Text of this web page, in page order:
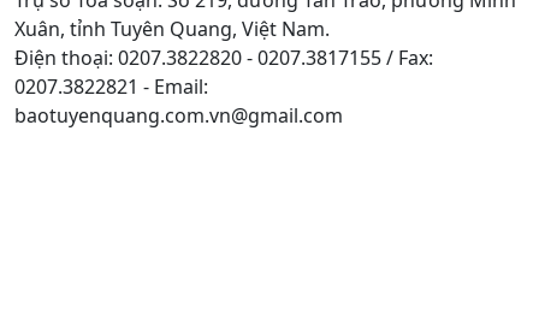
Xuân, tỉnh Tuyên Quang, Việt Nam.
Điện thoại: 0207.3822820 - 0207.3817155 / Fax:
0207.3822821 - Email:
baotuyenquang.com.vn@gmail.com